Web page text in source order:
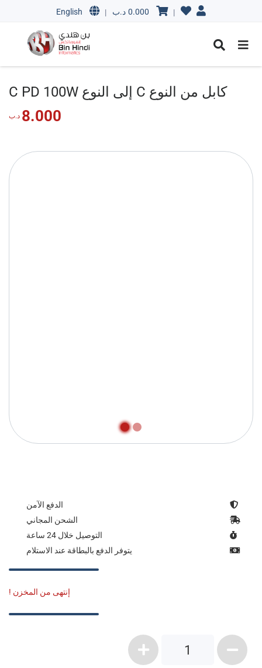
|
0.000 د.ب |
English
كابل من النوع C إلى النوع C PD 100W
8.000 د.ب
الدفع الآمن
الشحن المجاني
التوصيل خلال 24 ساعة
يتوفر الدفع بالبطاقة عند الاستلام
إنتهى من المخزن !
1